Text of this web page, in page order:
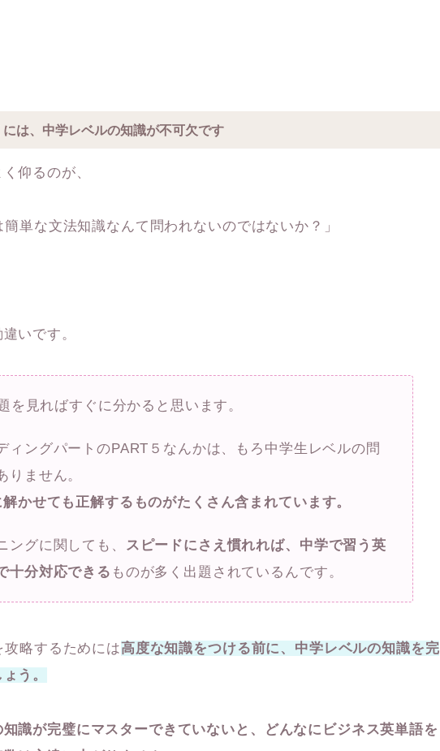
は、中学レベルの知識が不可欠です
仰るのが、
簡単な文法知識なんて問われないのではないか？」
いです。
を見ればすぐに分かると思います。
ィングパートのPART５なんかは、もろ中学生レベルの問
りません。
かせても正解するものがたくさん含まれています。
ングに関しても、 スピードにさえ慣れれば、中学で習う英
十分対応できる ものが多く出題されているんです。
略するためには高度な知識をつける前に、中学レベルの知識を完
う。
知識が完璧にマスターできていないと、どんなにビジネス英単語を